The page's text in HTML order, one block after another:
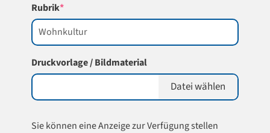
Rubrik*(required)
Druckvorlage / Bildmaterial
Datei wählen
Sie können eine Anzeige zur Verfügung stellen